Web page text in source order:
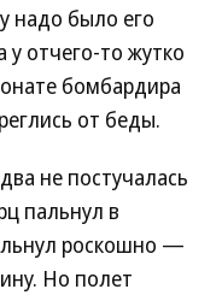
надо было его
у отчего-то жутко
бомбардира
от беды.
не постучалась
пальнул в
роскошно —
Но полет